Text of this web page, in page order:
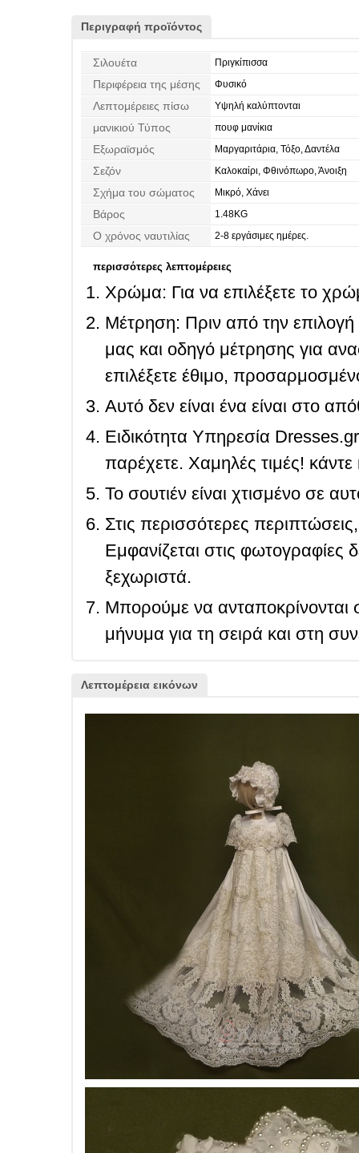
Περιγραφή προϊόντος
Σιλουέτα Πριγκίπισσα
Περιφέρεια της μέσης Φυσικό
Λεπτομέρειες πίσω Υψηλή καλύπτονται
μανικιού Τύπος πουφ μανίκια
Εξωραϊσμός Μαργαριτάρια, Τόξο, Δαντέλα
Σεζόν Καλοκαίρι, Φθινόπωρο, Άνοιξη
Σχήμα του σώματος Μικρό, Χάνει
Βάρος 1.48KG
Ο χρόνος ναυτιλίας 2-8 εργάσιμες ημέρες.
περισσότερες λεπτομέρειες
Χρώμα: Για να επιλέξετε το
Μέτρηση: Πριν από την
μας και οδηγό μέτρησης για
επιλέξετε έθιμο,
Αυτό δεν είναι ένα είναι στο
Ειδικότητα Υπηρεσία
παρέχετε. Χαμηλές τιμές! κάντε
Το σουτιέν είναι χτισμένο σε
Στις περισσότερες
Εμφανίζεται στις φωτογραφίες
ξεχωριστά.
Μπορούμε να ανταποκρίνονται
μήνυμα για τη σειρά και στη
Λεπτομέρεια εικόνων